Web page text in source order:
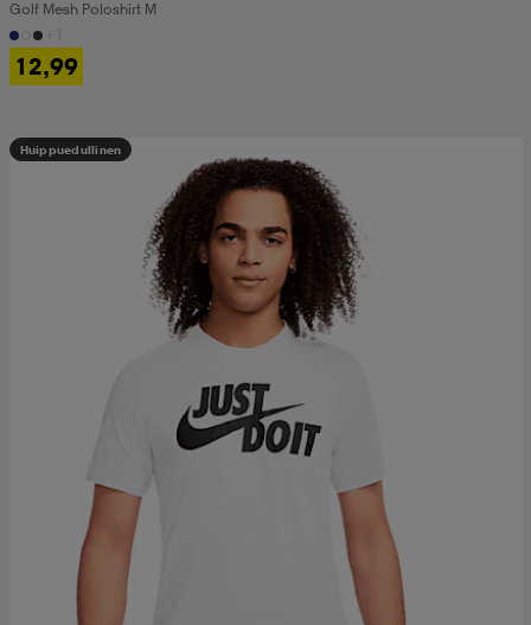
Golf Mesh Poloshirt M
12,99
Huippuedullinen